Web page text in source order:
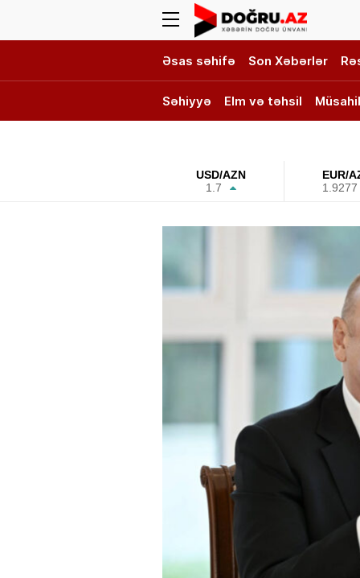
Əsas səhifə Son Xəbərlər
Səhiyyə Elm və təhsil
USD/AZN
1.7
EUR/
1.9277